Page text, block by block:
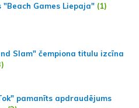
Games Liepaja" (1)
Slam" čempiona titulu izcīna
pamanīts apdraudējums